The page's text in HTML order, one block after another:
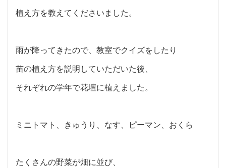
植え方を教えてくださいました。
雨が降ってきたので、教室でクイズをしたり
苗の植え方を説明していただいた後、
それぞれの学年で花壇に植えました。
ミニトマト、きゅうり、なす、ピーマン、おくら
たくさんの野菜が畑に並び、